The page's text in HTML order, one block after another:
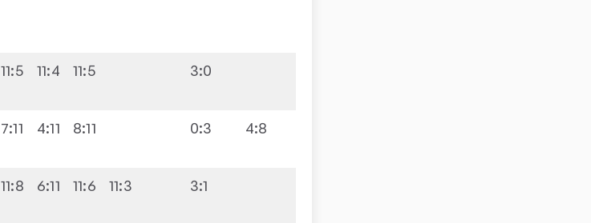
11:5 11:4 11:5 3:0
7:11 4:11 8:11 0:3 4:8
11:8 6:11 11:6 11:3 3:1